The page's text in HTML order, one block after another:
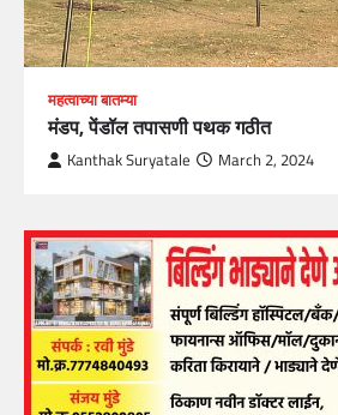
महत्वाच्या बातम्या
मंडप, पेंडॉल तपासणी पथक गठीत
Kanthak Suryatale March 2, 2024